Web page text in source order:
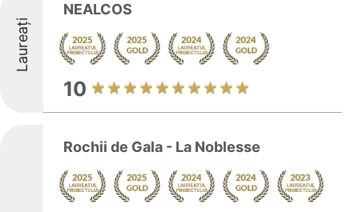
Laureați
NEALCOS
10
Rochii de Gala - La Noblesse